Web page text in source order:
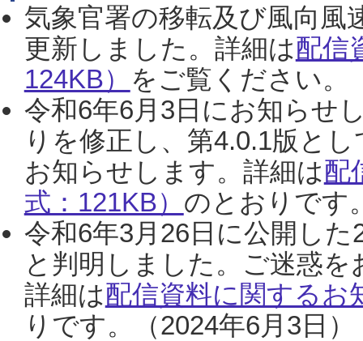
気象官署の移転及び風向風
更新しました。詳細は配信
124KB） をご覧ください。
令和6年6月3日にお知らせ
りを修正し、第4.0.1版と
お知らせします。詳細は配
式：121KB） のとおりです
令和6年3月26日に公開し
と判明しました。ご迷惑
詳細は配信資料に関するお
りです。（2024年6月3日）